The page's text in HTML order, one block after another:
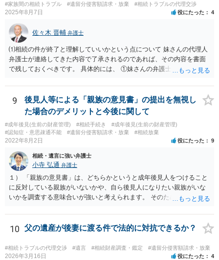
#家族間の相続トラブル #遺留分侵害額請求・放棄 #相続トラブルの代理交渉
2025年8月7日 役にたった 4
佐々木 晋輔 弁護士
⑴相続の件が終了と理解していいかという点について 妹さんの代理人
弁護士が連絡してきた内容で了承されるのであれば、その内容を書面
で残しておくべきです。 具体的には、 ①妹さんの弁護士に対して、連
の預金を振り込めば終了など）を記載した合意書等の書面を作成して
もらう。 ②相談者様はその書面の内容をしっかり確認する。納得でき
ない部分があれば、説明を求めたり、修正を求める。 なお、相続に
関してお互いに債権債務がないことを確認する旨を記載してもらいま
しょう。その記載があれば、相続の件は終了となります。 ③合意書等
が納得できる内容になれば、お互いに署名捺印する。 という流れで
捺印する前に、相談者様も別の弁護士に相談して確認してもらうので
もいいと思います。 ⑵振込先が弁護士宛であることについて 代理人弁
護士の預り口座を振込先とするのはよくあることです。 問題ないと思
います。
9
後見人等による「親族の意見書」の提出を無視し
た場合のデメリットと今後に関して
#成年後見(生前の財産管理) #相続手続き
#成年後見(生前の財産管理)
#認知症・意思疎通不能
#遺留分侵害額請求・放棄 #相続放棄
2022年8月2日 役にたった 9
相続・遺言に強い弁護士
小寺 弘通 弁護士
１） 「親族の意見書」は、どちらかというと成年後見人をつけること
に反対している親族がいないかや、自ら後見人になりたい親族がいな
いかを調査する意味合いが強いと考えられます。 そのため、ご相談の
す。 ２） 場合によっては、介護や被後見人の財産の処分等に関して、
後見人から相談があることも考えられます。 また、お祖母さんがお亡
くなりになった場合、相続人となる可能性がありますが、 その場合は
相続放棄されれば問題ありません。 ３） 完全に拒否する方法はないか
もしれませんが、 関わりを持ちたくないとのことでしたら、親族の意
10 父の遺産が後妻に渡る件で法的に対抗できるか？
#相続トラブルの代理交渉 #遺言 #相続財産調査・鑑定 #遺留分侵害額請求・放棄
2026年3月16日 役にたった 4